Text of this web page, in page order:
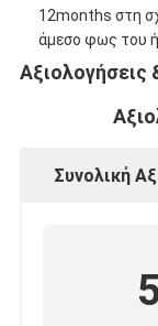
Γύρος
Ποιοτικός
Μας ελάτε
12months στη
άμεσο φως του
Αξιολογήσεις
Συνολική